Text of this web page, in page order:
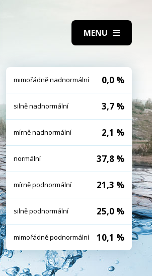
mimořádně nadnormální 0,0 %
silně nadnormální 3,7 %
mírně nadnormální 2,1 %
normální 37,8 %
mírně podnormální 21,3 %
silně podnormální 25,0 %
mimořádně podnormální 10,1 %